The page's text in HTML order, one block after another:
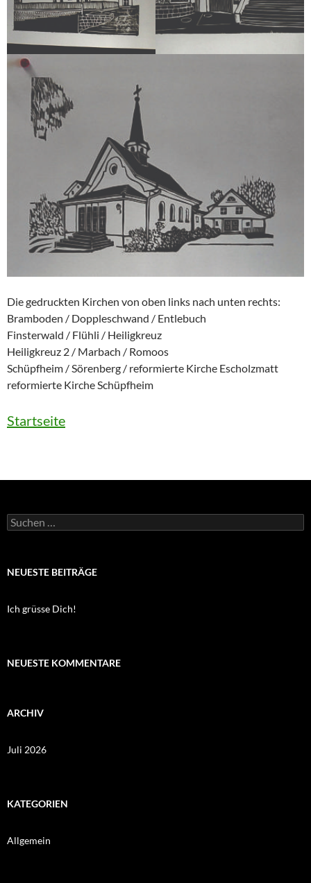
Die gedruckten Kirchen von oben links nach unten rechts:
Bramboden / Doppleschwand / Entlebuch
Finsterwald / Flühli / Heiligkreuz
Heiligkreuz 2 / Marbach / Romoos
Schüpfheim / Sörenberg / reformierte Kirche Escholzmatt
reformierte Kirche Schüpfheim
Startseite
Suchen
nach:
NEUESTE BEITRÄGE
Ich grüsse Dich!
NEUESTE KOMMENTARE
ARCHIV
Juli 2026
KATEGORIEN
Allgemein